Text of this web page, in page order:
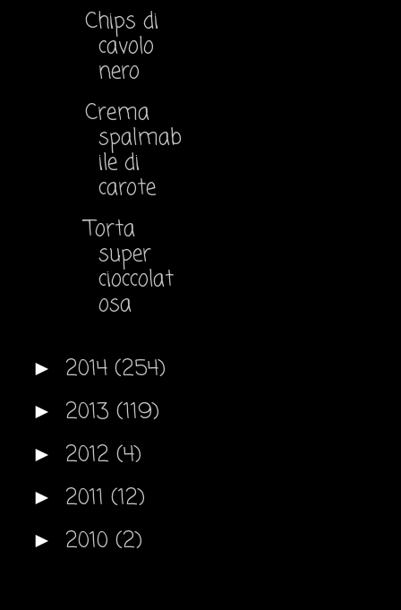
Chips di
cavolo
nero
Crema
spalmab
ile di
carote
Torta
super
cioccolat
osa
► 2014 (254)
► 2013 (119)
► 2012 (4)
► 2011 (12)
► 2010 (2)